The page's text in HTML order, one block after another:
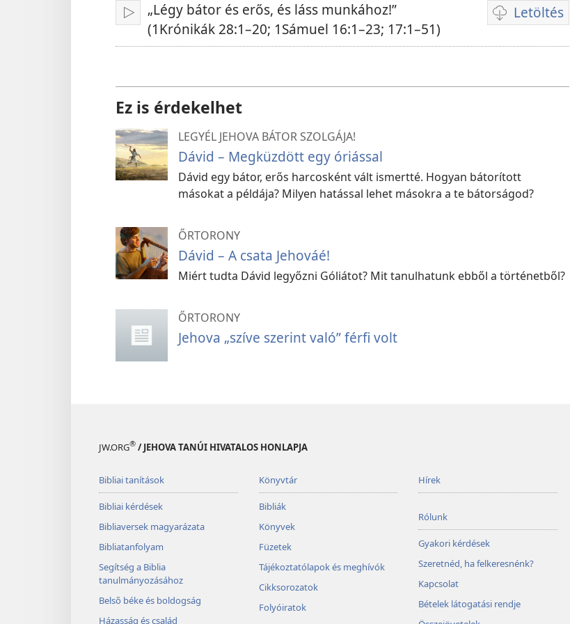
Lejátszás
„Légy bátor és erős, és láss munkához!”
(1Krónikák 28:1–20; 1Sámuel 16:1–23; 17:1–51)
Letöltés
Videóletöltési
lehetőségek
Ez is érdekelhet
LEGYÉL JEHOVA BÁTOR SZOLGÁJA!
Dávid – Megküzdött egy óriással
Dávid egy bátor, erős harcosként vált ismertté. Hogyan bátorított
másokat a példája? Milyen hatással lehet másokra a te bátorságod?
ŐRTORONY
Dávid – A csata Jehováé!
Miért tudta Dávid legyőzni Góliátot? Mit tanulhatunk ebből a történetből?
ŐRTORONY
Jehova „szíve szerint való” férfi volt
JW.ORG® / JEHOVA TANÚI HIVATALOS HONLAPJA
Bibliai tanítások
Bibliai kérdések
Bibliaversek magyarázata
Bibliatanfolyam
Segítség a Biblia
tanulmányozásához
Belső béke és boldogság
Házasság és család
Könyvtár
Bibliák
Könyvek
Füzetek
Tájékoztatólapok és meghívók
Cikksorozatok
Folyóiratok
Hírek
Rólunk
Gyakori kérdések
Szeretnéd, ha felkeresnénk?
Kapcsolat
Bételek látogatási rendje